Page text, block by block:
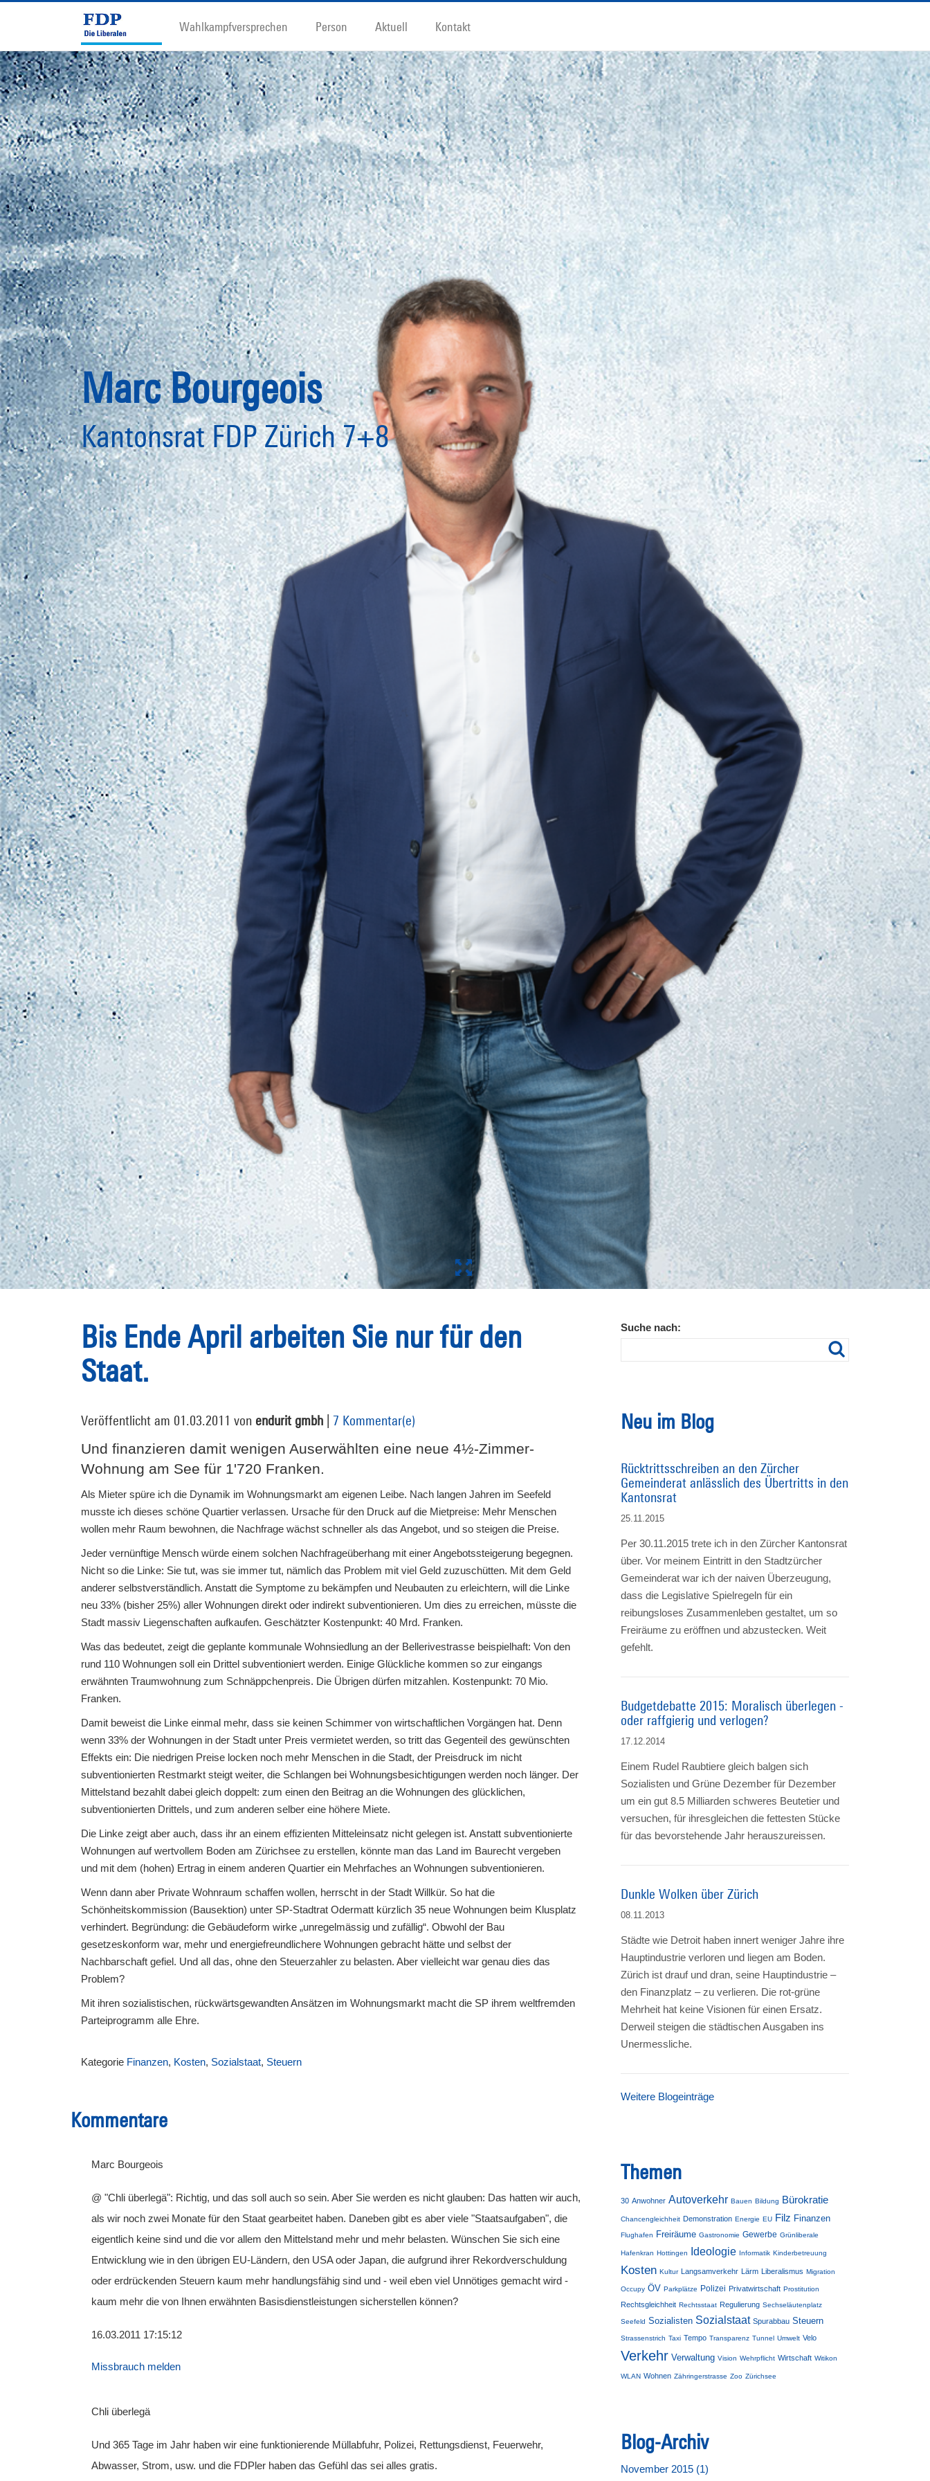
Wahlkampfversprechen Person Aktuell Kontakt
Marc Bourgeois
Kantonsrat FDP Zürich 7+8
Bis Ende April arbeiten Sie nur für den
Staat.
Veröffentlicht am 01.03.2011 von endurit gmbh
7 Kommentar(e)
Und finanzieren damit wenigen Auserwählten eine neue 4½-Zimmer-
Wohnung am See für 1'720 Franken.
Als Mieter spüre ich die Dynamik im Wohnungsmarkt am eigenen Leibe. Nach langen Jahren im Seefeld
musste ich dieses schöne Quartier verlassen. Ursache für den Druck auf die Mietpreise: Mehr Menschen
wollen mehr Raum bewohnen, die Nachfrage wächst schneller als das Angebot, und so steigen die Preise.
Jeder vernünftige Mensch würde einem solchen Nachfrageüberhang mit einer Angebotssteigerung begegnen.
Nicht so die Linke: Sie tut, was sie immer tut, nämlich das Problem mit viel Geld zuzuschütten. Mit dem Geld
anderer selbstverständlich. Anstatt die Symptome zu bekämpfen und Neubauten zu erleichtern, will die Linke
neu 33% (bisher 25%) aller Wohnungen direkt oder indirekt subventionieren. Um dies zu erreichen, müsste die
Stadt massiv Liegenschaften aufkaufen. Geschätzter Kostenpunkt: 40 Mrd. Franken.
Was das bedeutet, zeigt die geplante kommunale Wohnsiedlung an der Bellerivestrasse beispielhaft: Von den
rund 110 Wohnungen soll ein Drittel subventioniert werden. Einige Glückliche kommen so zur eingangs
erwähnten Traumwohnung zum Schnäppchenpreis. Die Übrigen dürfen mitzahlen. Kostenpunkt: 70 Mio.
Franken.
Damit beweist die Linke einmal mehr, dass sie keinen Schimmer von wirtschaftlichen Vorgängen hat. Denn
wenn 33% der Wohnungen in der Stadt unter Preis vermietet werden, so tritt das Gegenteil des gewünschten
Effekts ein: Die niedrigen Preise locken noch mehr Menschen in die Stadt, der Preisdruck im nicht
subventionierten Restmarkt steigt weiter, die Schlangen bei Wohnungsbesichtigungen werden noch länger. Der
Mittelstand bezahlt dabei gleich doppelt: zum einen den Beitrag an die Wohnungen des glücklichen,
subventionierten Drittels, und zum anderen selber eine höhere Miete.
Die Linke zeigt aber auch, dass ihr an einem effizienten Mitteleinsatz nicht gelegen ist. Anstatt subventionierte
Wohnungen auf wertvollem Boden am Zürichsee zu erstellen, könnte man das Land im Baurecht vergeben
und mit dem (hohen) Ertrag in einem anderen Quartier ein Mehrfaches an Wohnungen subventionieren.
Wenn dann aber Private Wohnraum schaffen wollen, herrscht in der Stadt Willkür. So hat die
Schönheitskommission (Bausektion) unter SP-Stadtrat Odermatt kürzlich 35 neue Wohnungen beim Klusplatz
verhindert. Begründung: die Gebäudeform wirke „unregelmässig und zufällig“. Obwohl der Bau
gesetzeskonform war, mehr und energiefreundlichere Wohnungen gebracht hätte und selbst der
Nachbarschaft gefiel. Und all das, ohne den Steuerzahler zu belasten. Aber vielleicht war genau dies das
Problem?
Mit ihren sozialistischen, rückwärtsgewandten Ansätzen im Wohnungsmarkt macht die SP ihrem weltfremden
Parteiprogramm alle Ehre.
Kategorie Finanzen, Kosten, Sozialstaat, Steuern
Kommentare
Marc Bourgeois
@ "Chli überlegä": Richtig, und das soll auch so sein. Aber Sie werden es nicht glauben: Das hatten wir auch,
als wir noch zwei Monate für den Staat gearbeitet haben. Daneben gibt es aber viele "Staatsaufgaben", die
eigentlich keine sind und die vor allem den Mittelstand mehr und mehr belasten. Wünschen Sie sich eine
Entwicklung wie in den übrigen EU-Ländern, den USA oder Japan, die aufgrund ihrer Rekordverschuldung
oder erdrückenden Steuern kaum mehr handlungsfähig sind und - weil eben viel Unnötiges gemacht wird -
kaum mehr die von Ihnen erwähnten Basisdienstleistungen sicherstellen können?
16.03.2011 17:15:12
Missbrauch melden
Chli überlegä
Und 365 Tage im Jahr haben wir eine funktionierende Müllabfuhr, Polizei, Rettungsdienst, Feuerwehr,
Abwasser, Strom, usw. und die FDPler haben das Gefühl das sei alles gratis.
Suche nach:
Neu im Blog
Rücktrittsschreiben an den Zürcher
Gemeinderat anlässlich des Übertritts in den
Kantonsrat
25.11.2015
Per 30.11.2015 trete ich in den Zürcher Kantonsrat
über. Vor meinem Eintritt in den Stadtzürcher
Gemeinderat war ich der naiven Überzeugung,
dass die Legislative Spielregeln für ein
reibungsloses Zusammenleben gestaltet, um so
Freiräume zu eröffnen und abzustecken. Weit
gefehlt.
Budgetdebatte 2015: Moralisch überlegen -
oder raffgierig und verlogen?
17.12.2014
Einem Rudel Raubtiere gleich balgen sich
Sozialisten und Grüne Dezember für Dezember
um ein gut 8.5 Milliarden schweres Beutetier und
versuchen, für ihresgleichen die fettesten Stücke
für das bevorstehende Jahr herauszureissen.
Dunkle Wolken über Zürich
08.11.2013
Städte wie Detroit haben innert weniger Jahre ihre
Hauptindustrie verloren und liegen am Boden.
Zürich ist drauf und dran, seine Hauptindustrie –
den Finanzplatz – zu verlieren. Die rot-grüne
Mehrheit hat keine Visionen für einen Ersatz.
Derweil steigen die städtischen Ausgaben ins
Unermessliche.
Weitere Blogeinträge
Themen
30 Anwohner Autoverkehr Bauen Bildung Bürokratie
Chancengleichheit Demonstration Energie EU Filz Finanzen
Flughafen Freiräume Gastronomie Gewerbe Grünliberale
Hafenkran Hottingen Ideologie Informatik Kinderbetreuung
Kosten Kultur Langsamverkehr Lärm Liberalismus Migration
Occupy ÖV Parkplätze Polizei Privatwirtschaft Prostitution
Rechtsgleichheit Rechtsstaat Regulierung Sechseläutenplatz
Seefeld Sozialisten Sozialstaat Spurabbau Steuern
Strassenstrich Taxi Tempo Transparenz Tunnel Umwelt Velo
Verkehr Verwaltung Vision Wehrpflicht Wirtschaft Witikon
WLAN Wohnen Zähringerstrasse Zoo Zürichsee
Blog-Archiv
November 2015 (1)